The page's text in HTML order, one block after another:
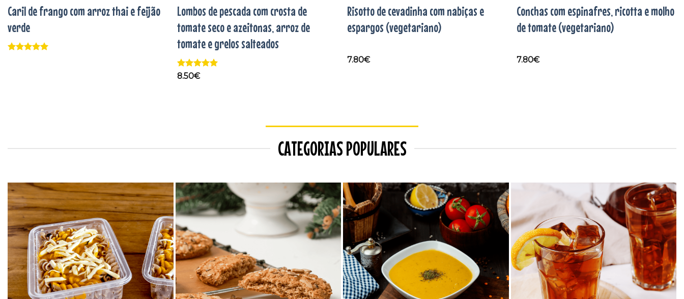
Caril de frango com arroz thai e feijão
verde
Lombos de pescada com crosta de
tomate seco e azeitonas, arroz de
tomate e grelos salteados
Avaliação
8.50€
Risotto de cevadinha com nabiças e
espargos (vegetariano)
7.80€
Conchas com espinafres, ricotta e molho
de tomate (vegetariano)
7.80€
CATEGORIAS POPULARES